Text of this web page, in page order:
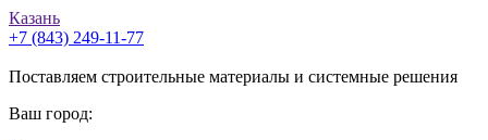
Казань
+7 (843) 249-11-77
Поставляем строительные материалы и системные решения
Ваш город: